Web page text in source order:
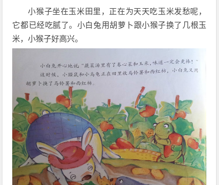
小猴子坐在玉米田里，正在为天天吃玉米发愁呢，
它都已经吃腻了。小白兔用胡萝卜跟小猴子换了几根玉
米，小猴子好高兴。